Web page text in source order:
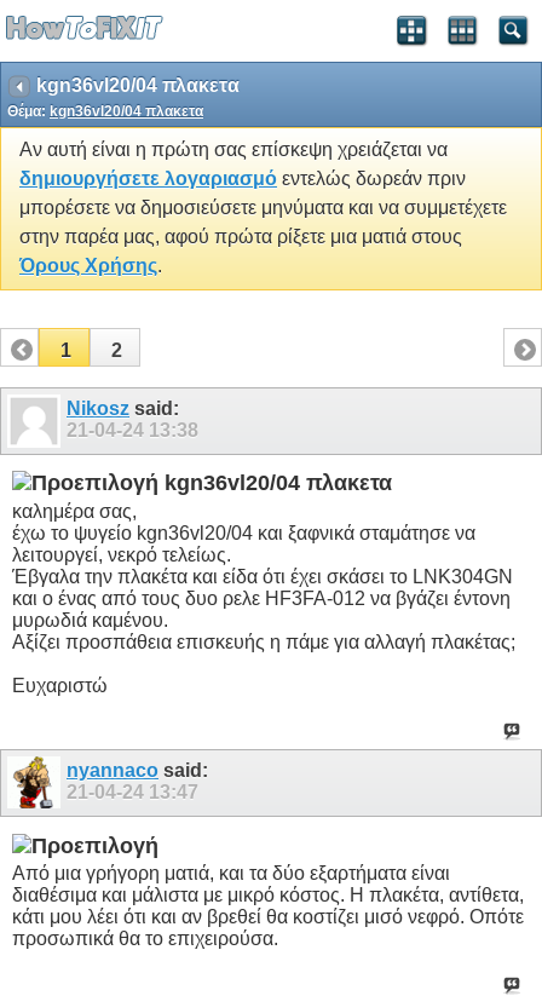
kgn36vl20/04 πλακετα
Θέμα: kgn36vl20/04 πλακετα
Αν αυτή είναι η πρώτη σας επίσκεψη χρειάζεται να
δημιουργήσετε λογαριασμό εντελώς δωρεάν πριν
μπορέσετε να δημοσιεύσετε μηνύματα και να συμμετέχετε
στην παρέα μας, αφού πρώτα ρίξετε μια ματιά στους
Όρους Χρήσης.
1 2
Nikosz said:
21-04-24 13:38
kgn36vl20/04 πλακετα
καλημέρα σας,
έχω το ψυγείο kgn36vl20/04 και ξαφνικά σταμάτησε να
λειτουργεί, νεκρό τελείως.
Έβγαλα την πλακέτα και είδα ότι έχει σκάσει το LNK304GN
και ο ένας από τους δυο ρελε HF3FA-012 να βγάζει έντονη
μυρωδιά καμένου.
Αξίζει προσπάθεια επισκευής η πάμε για αλλαγή πλακέτας;
Ευχαριστώ
nyannaco said:
21-04-24 13:47
Από μια γρήγορη ματιά, και τα δύο εξαρτήματα είναι
διαθέσιμα και μάλιστα με μικρό κόστος. Η πλακέτα, αντίθετα,
κάτι μου λέει ότι και αν βρεθεί θα κοστίζει μισό νεφρό. Οπότε
προσωπικά θα το επιχειρούσα.